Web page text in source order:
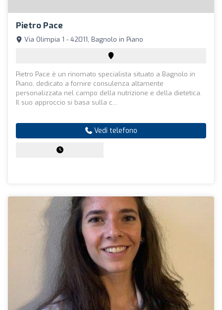
Pietro Pace
Via Olimpia 1 - 42011, Bagnolo in Piano
Pietro Pace è un rinomato specialista situato a Bagnolo in
Piano, dedicato a fornire consulenza altamente
personalizzata nel campo della nutrizione e della dietetica.
Il suo approccio si basa sulla c...
Vedi telefono